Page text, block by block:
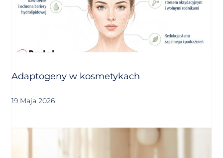
Adaptogeny w kosmetykach
19 Maja 2026